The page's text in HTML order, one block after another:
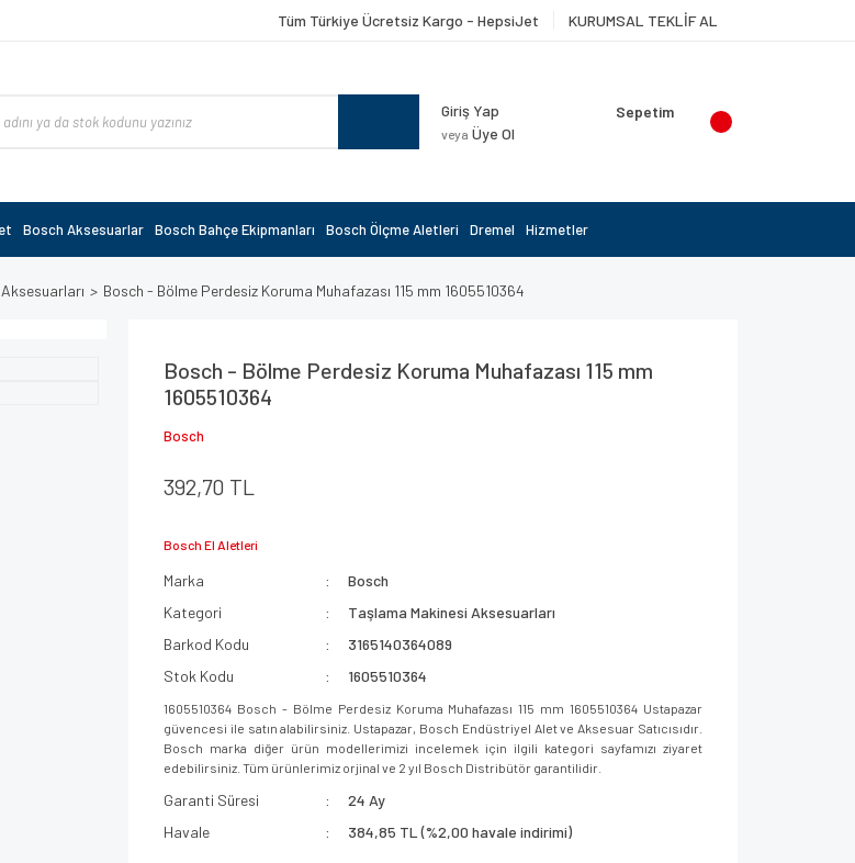
Tüm Türkiye Ücretsiz Kargo - HepsiJet KURUMSAL TEKLİF AL
Giriş Yap
veya Üye Ol
Sepetim
Bosch Aksesuarlar Bosch Bahçe Ekipmanları Bosch Ölçme Aletleri Dremel Hizmetler
Bosch - Bölme Perdesiz Koruma Muhafazası 115 mm 1605510364
Bosch - Bölme Perdesiz Koruma Muhafazası 115 mm
1605510364
Bosch
392,70 TL
Bosch El Aletleri
Marka
Bosch
Kategori
Taşlama Makinesi Aksesuarları
Barkod Kodu
3165140364089
Stok Kodu
1605510364
1605510364 Bosch - Bölme Perdesiz Koruma Muhafazası 115 mm 1605510364 Ustapazar
güvencesi ile satın alabilirsiniz. Ustapazar, Bosch Endüstriyel Alet ve Aksesuar Satıcısıdır.
Bosch marka diğer ürün modellerimizi incelemek için ilgili kategori sayfamızı ziyaret
edebilirsiniz. Tüm ürünlerimiz orjinal ve 2 yıl Bosch Distribütör garantilidir.
Garanti Süresi
24 Ay
Havale
384,85 TL (%2,00 havale indirimi)